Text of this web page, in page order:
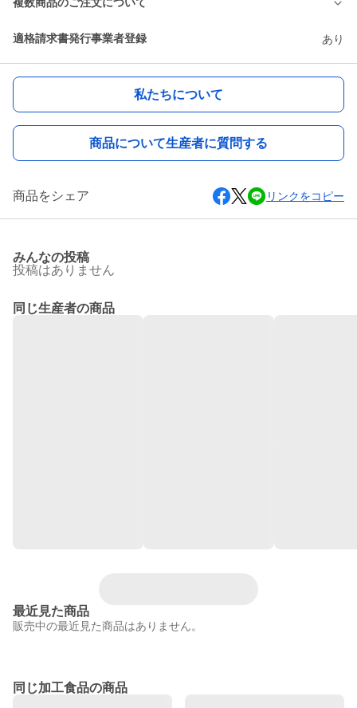
適格請求書発行事業者登録 あり
私たちについて
商品について生産者に質問する
商品をシェア リンクをコピー
みんなの投稿
投稿はありません
同じ生産者の商品
最近見た商品
販売中の最近見た商品はありません。
同じ加工食品の商品